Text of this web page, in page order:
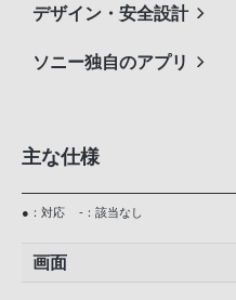
デザイン・安全設計
ソニー独自のアプリ
主な仕様
●：対応 -：該当なし
画面